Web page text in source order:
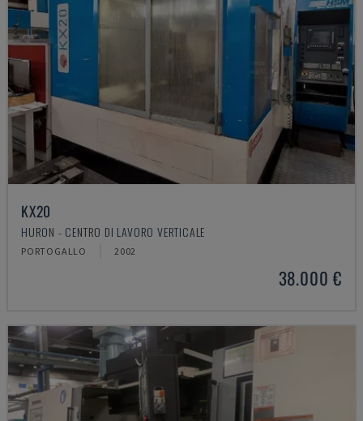
KX20
HURON - CENTRO DI LAVORO VERTICALE
PORTOGALLO 2002
38.000 €